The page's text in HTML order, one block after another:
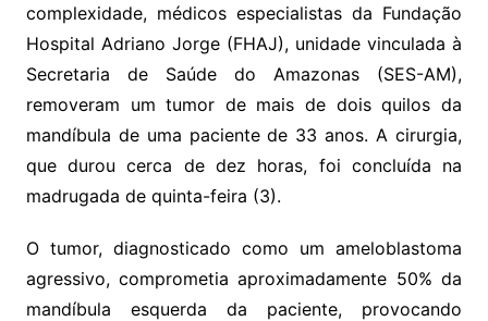
complexidade, médicos especialistas da Fundação
Hospital Adriano Jorge (FHAJ), unidade vinculada à
Secretaria de Saúde do Amazonas (SES-AM),
removeram um tumor de mais de dois quilos da
mandíbula de uma paciente de 33 anos. A cirurgia,
que durou cerca de dez horas, foi concluída na
madrugada de quinta-feira (3).
O tumor, diagnosticado como um ameloblastoma
agressivo, comprometia aproximadamente 50% da
mandíbula esquerda da paciente, provocando